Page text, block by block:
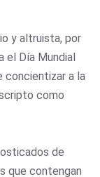
y altruista, por
el Día Mundial
concientizar a la
como
de
que contengan